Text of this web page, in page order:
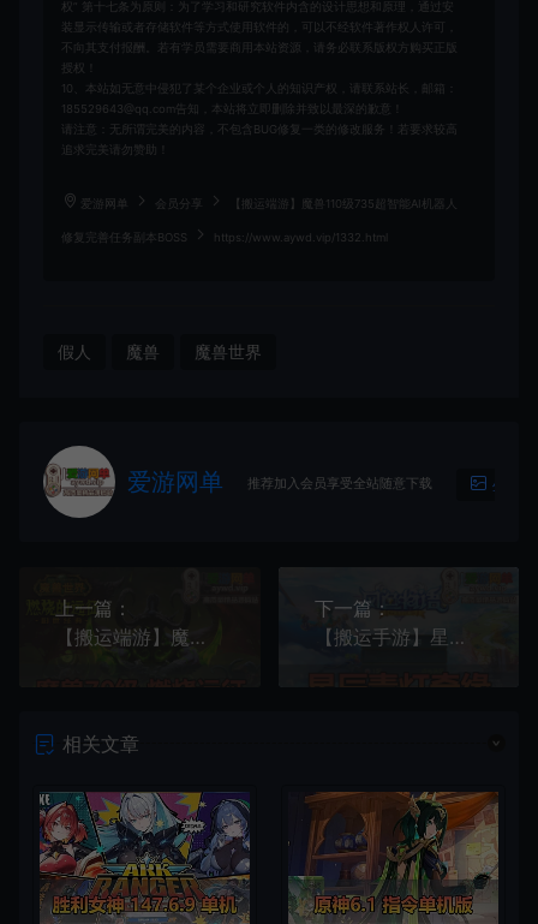
权” 第十七条为原则：为了学习和研究软件内含的设计思想和原理，通过安
装显示传输或者存储软件等方式使用软件的，可以不经软件著作权人许可，
不向其支付报酬。若有学员需要商用本站资源，请务必联系版权方购买正版
授权！
10、本站如无意中侵犯了某个企业或个人的知识产权，请联系站长，邮箱：
185529643@qq.com告知，本站将立即删除并致以最深的歉意！
请注意：无所谓完美的内容，不包含BUG修复一类的修改服务！若要求较高
追求完美请勿赞助！
爱游网单 会员分享 【搬运端游】魔兽110级735超智能AI机器人
修复完善任务副本BOSS https://www.aywd.vip/1332.html
假人 魔兽 魔兽世界
爱游网单 推荐加入会员享受全站随意下载 生成海
上一篇：
【搬运端游】魔兽70级单机版TBC燃烧远征经典版炫酷GM技能修复完整任务GM后台命令无机器人
下一篇：
【搬运手游】星辰青灯奇缘单机版模拟器手游虚拟机一键端GM后台
相关文章